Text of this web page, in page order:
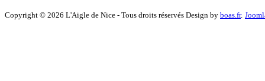
Copyright © 2026 L'Aigle de Nice - Tous droits réservés Design by boas.fr.